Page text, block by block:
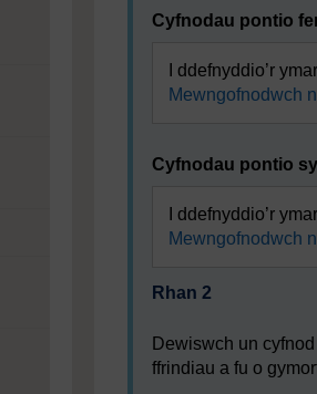
Cyfnodau pontio
I ddefnyddio’r
Mewngofnodwch
Cyfnodau pontio
I ddefnyddio’r
Mewngofnodwch
Rhan 2
Dewiswch un
ffrindiau a fu o